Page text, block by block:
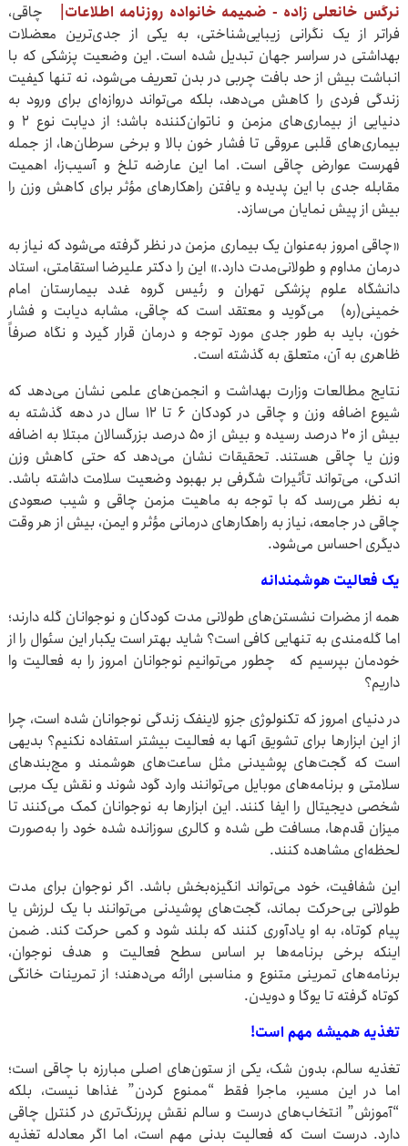
نرگس خانعلی زاده - ضمیمه خانواده روزنامه اطلاعات|
چاقی،
فراتر از یک نگرانی زیبایی‌شناختی، به یکی از جدی‌ترین معضلات
بهداشتی در سراسر جهان تبدیل شده است. این وضعیت پزشکی که با
انباشت بیش از حد بافت چربی در بدن تعریف می‌شود، نه تنها کیفیت
زندگی فردی را کاهش می‌دهد، بلکه می‌تواند دروازه‌ای برای ورود به
دنیایی از بیماری‌های مزمن و ناتوان‌کننده باشد؛ از دیابت نوع ۲ و
بیماری‌های قلبی عروقی تا فشار خون بالا و برخی سرطان‌ها، از جمله
فهرست عوارض چاقی است. اما این عارضه تلخ و آسیب‌زا، اهمیت
مقابله جدی با این پدیده و یافتن راهکارهای مؤثر برای کاهش وزن را
بیش از پیش نمایان می‌سازد.
«چاقی امروز به‌عنوان یک بیماری مزمن در نظر گرفته می‌شود که نیاز به
درمان مداوم و طولانی‌مدت دارد.» این را دکتر علیرضا استقامتی، استاد
دانشگاه علوم پزشکی تهران و رئیس گروه غدد بیمارستان امام
خمینی‌(ره) می‌گوید و معتقد است که چاقی، مشابه دیابت و فشار
خون، باید به طور جدی مورد توجه و درمان قرار گیرد و نگاه صرفاً
ظاهری به آن، متعلق به گذشته است.
نتایج مطالعات وزارت بهداشت و انجمن‌های علمی نشان می‌دهد که
شیوع اضافه وزن و چاقی در کودکان ۶ تا ۱۲ سال در دهه گذشته به
بیش از ۲۰ درصد رسیده و بیش از ۵۰ درصد بزرگسالان مبتلا به اضافه
وزن یا چاقی هستند. تحقیقات نشان می‌دهد که حتی کاهش وزن
اندکی، می‌تواند تأثیرات شگرفی بر بهبود وضعیت سلامت داشته باشد.
به نظر می‌رسد که با توجه به ماهیت مزمن چاقی و شیب صعودی
چاقی در جامعه، نیاز به راهکارهای درمانی مؤثر و ایمن، بیش از هر وقت
دیگری احساس می‌شود.
یک فعالیت هوشمندانه
همه از مضرات نشستن‌های طولانی مدت کودکان و نوجوانان گله دارند؛
اما گله‌مندی به تنهایی کافی است؟ شاید بهتر است یکبار این سئوال را از
خودمان بپرسیم که چطور می‌توانیم نوجوانان‌ امروز را به فعالیت وا
داریم؟
در دنیای امروز که تکنولوژی جزو لاینفک زندگی نوجوانان شده است، چرا
از این ابزارها برای تشویق آنها به فعالیت بیشتر استفاده نکنیم؟ بدیهی
است که گجت‌های پوشیدنی مثل ساعت‌های هوشمند و مچ‌بندهای
سلامتی و برنامه‌های موبایل می‌توانند وارد گود ‌شوند و نقش یک مربی
شخصی دیجیتال را ایفا کنند. این ابزارها به نوجوانان کمک می‌کنند تا
میزان قدم‌ها، مسافت طی شده و کالری سوزانده شده خود را به‌صورت
لحظه‌ای مشاهده کنند.
این شفافیت، خود می‌تواند انگیزه‌بخش باشد. اگر نوجوان برای مدت
طولانی بی‌حرکت بماند، گجت‌های پوشیدنی می‌توانند با یک لرزش یا
پیام کوتاه، به او یادآوری کنند که بلند شود و کمی حرکت کند. ضمن
اینکه برخی برنامه‌ها بر اساس سطح فعالیت و هدف نوجوان،
برنامه‌های تمرینی متنوع و مناسبی ارائه می‌دهند؛ از تمرینات خانگی
کوتاه گرفته تا یوگا و دویدن.
تغذیه همیشه مهم است!
تغذیه سالم، بدون شک، یکی از ستون‌های اصلی مبارزه با چاقی است؛
اما در این مسیر، ماجرا فقط “ممنوع کردن” غذاها نیست، بلکه
“آموزش” انتخاب‌های درست و سالم نقش پررنگ‌تری در کنترل چاقی
دارد. درست است که فعالیت بدنی مهم است، اما اگر معادله تغذیه